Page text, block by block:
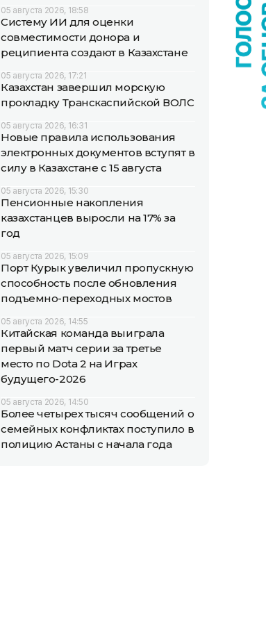
05 августа 2026, 18:58
Систему ИИ для оценки
совместимости донора и
реципиента создают в Казахстане
05 августа 2026, 17:21
Казахстан завершил морскую
прокладку Транскаспийской ВОЛС
05 августа 2026, 16:31
Новые правила использования
электронных документов вступят в
силу в Казахстане с 15 августа
05 августа 2026, 15:30
Пенсионные накопления
казахстанцев выросли на 17% за
год
05 августа 2026, 15:09
Порт Курык увеличил пропускную
способность после обновления
подъемно-переходных мостов
05 августа 2026, 14:55
Китайская команда выиграла
первый матч серии за третье
место по Dota 2 на Играх
будущего-2026
05 августа 2026, 14:50
Более четырех тысяч сообщений о
семейных конфликтах поступило в
полицию Астаны с начала года